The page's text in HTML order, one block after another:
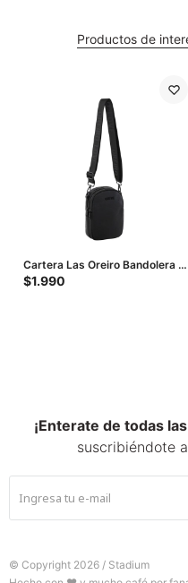
Productos de
Cartera Las Oreiro Bandolera -
Negro
$1.990
¡Enterate de todas
suscribiéndote
© Copyright 2026 / Stadium